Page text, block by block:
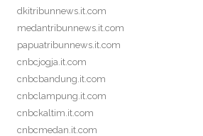
dkitribunnews.it.com
medantribunnews.it.com
papuatribunnews.it.com
cnbcjogja.it.com
cnbcbandung.it.com
cnbclampung.it.com
cnbckaltim.it.com
cnbcmedan.it.com